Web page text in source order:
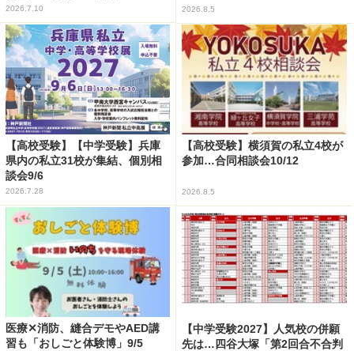
2026.7.10 2026.8.5
【高校受験】【中学受験】兵庫
県内の私立31校が集結、個別相
談会9/6
2026.7.28
【高校受験】横須賀の私立4校が
参加…合同相談会10/12
2026.8.5
医療✕消防、縫合デモやAED講
習も「おしごと体験博」9/5
【中学受験2027】人気校の併願
先は…四谷大塚「第2回合不合判